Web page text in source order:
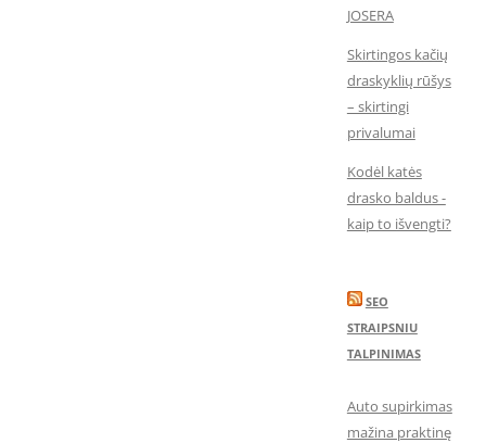
JOSERA
Skirtingos kačių
draskyklių rūšys
– skirtingi
privalumai
Kodėl katės
drasko baldus -
kaip to išvengti?
SEO
STRAIPSNIU
TALPINIMAS
Auto supirkimas
mažina praktinę